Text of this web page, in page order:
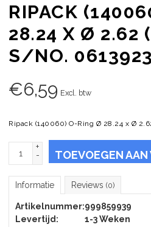
RIPACK
28.24 X Ø 2.62
S/NO.
€6,59 Excl. btw
Ripack (140060) O-Ring Ø 28.24 x Ø
+
-
TOEVOEGEN
Informatie Reviews (0)
Artikelnummer:999859939
Levertijd:
1-3 Weken